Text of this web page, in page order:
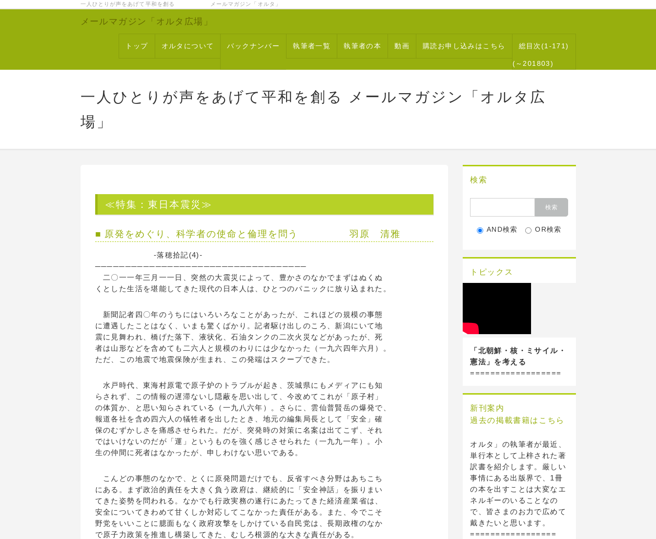
一人ひとりが声をあげて平和を創る メールマガジン「オルタ」
メールマガジン「オルタ広場」
トップ オルタについて バックナンバー 執筆者一覧 執筆者の本 動画 購読お申し込みはこちら 総目次(1-171)
(～201803)
一人ひとりが声をあげて平和を創る メールマガジン「オルタ広
場」
≪特集：東日本震災≫
■ 原発をめぐり、科学者の使命と倫理を問う 羽原 清雅
-落穂拾記(4)-
───────────────────────────────────
二〇一一年三月一一日、突然の大震災によって、豊かさのなかでまずはぬくぬ
くとした生活を堪能してきた現代の日本人は、ひとつのパニックに放り込まれた。
新聞記者四〇年のうちにはいろいろなことがあったが、これほどの規模の事態
に遭遇したことはなく、いまも驚くばかり。記者駆け出しのころ、新潟にいて地
震に見舞われ、橋げた落下、液状化、石油タンクの二次火災などがあったが、死
者は山形などを含めても二六人と規模のわりには少なかった（一九六四年六月）。
ただ、この地震で地震保険が生まれ、この発端はスクープできた。
水戸時代、東海村原電で原子炉のトラブルが起き、茨城県にもメディアにも知
らされず、この情報の遅滞ないし隠蔽を思い出して、今改めてこれが「原子村」
の体質か、と思い知らされている（一九八六年）。さらに、雲仙普賢岳の爆発で、
報道各社を含め四六人の犠牲者を出したとき、地元の編集局長として「安全」確
保のむずかしさを痛感させられた。だが、突発時の対策に名案は出てこず、それ
ではいけないのだが「運」というものを強く感じさせられた（一九九一年）。小
生の仲間に死者はなかったが、申しわけない思いである。
こんどの事態のなかで、とくに原発問題だけでも、反省すべき分野はあちこち
にある。まず政治的責任を大きく負う政府は、継続的に「安全神話」を振りまい
てきた姿勢を問われる。なかでも行政実務の遂行にあたってきた経済産業省は、
安全についてきわめて甘くしか対応してこなかった責任がある。また、今でこそ
野党をいいことに臆面もなく政府攻撃をしかけている自民党は、長期政権のなか
で原子力政策を推進し構築してきた、むしろ根源的な大きな責任がある。
検索
AND検索 OR検索
トピックス
「北朝鮮・核・ミサイル・
憲法」を考える
==================
新刊案内
過去の掲載書籍はこちら
オルタ」の執筆者が最近、
単行本として上梓された著
訳書を紹介します。厳しい
事情にある出版界で、1冊
の本を出すことは大変なエ
ネルギーのいることなの
で、皆さまのお力で広めて
戴きたいと思います。
=================